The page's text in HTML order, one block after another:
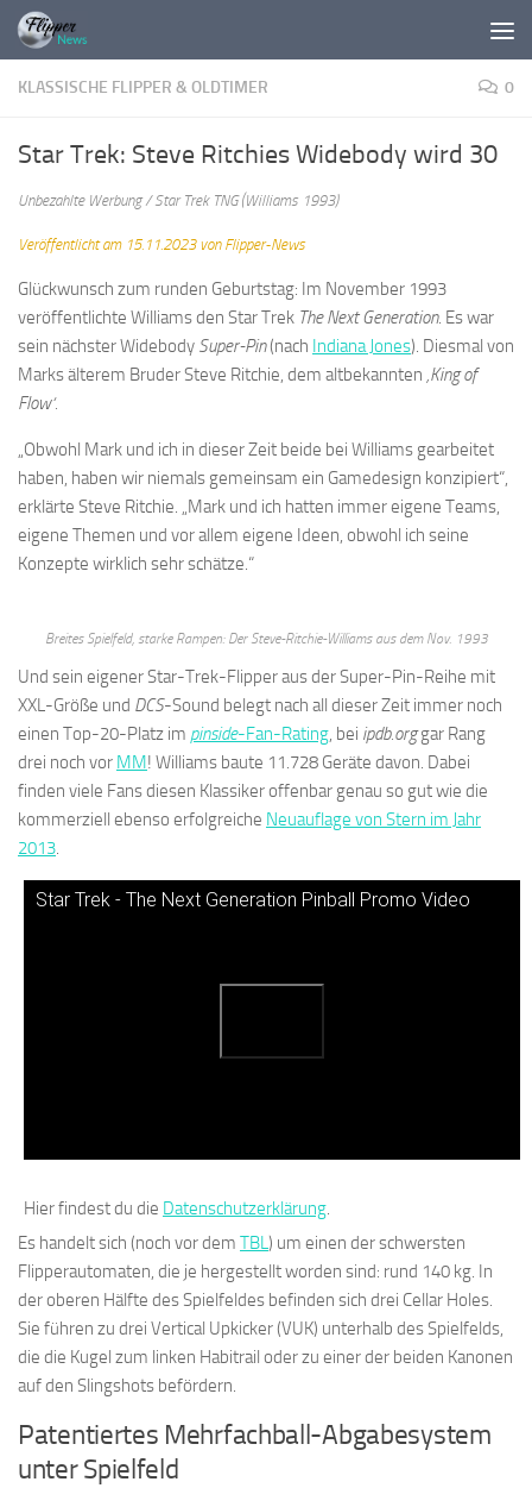
Zum Inhalt springen
KLASSISCHE FLIPPER & OLDTIMER 0
Star Trek: Steve Ritchies Widebody wird 30
Unbezahlte Werbung / Star Trek TNG (Williams 1993)
Veröffentlicht am 15.11.2023 von Flipper-News
Glückwunsch zum runden Geburtstag: Im November 1993
veröffentlichte Williams den Star Trek The Next Generation. Es war
sein nächster Widebody Super-Pin(nach Indiana Jones). Diesmal von
Marks älterem Bruder Steve Ritchie, dem altbekannten ‚King of
Flow‘.
„Obwohl Mark und ich in dieser Zeit beide bei Williams gearbeitet
haben, haben wir niemals gemeinsam ein Gamedesign konzipiert“,
erklärte Steve Ritchie. „Mark und ich hatten immer eigene Teams,
eigene Themen und vor allem eigene Ideen, obwohl ich seine
Konzepte wirklich sehr schätze.“
Breites Spielfeld, starke Rampen: Der Steve-Ritchie-Williams aus dem Nov. 1993
Und sein eigener Star-Trek-Flipper aus der Super-Pin-Reihe mit
XXL-Größe und DCS-Sound belegt nach all dieser Zeit immer noch
einen Top-20-Platz im pinside-Fan-Rating, bei ipdb.orggar Rang
drei noch vor MM! Williams baute 11.728 Geräte davon. Dabei
finden viele Fans diesen Klassiker offenbar genau so gut wie die
kommerziell ebenso erfolgreiche Neuauflage von Stern im Jahr
2013.
Star Trek - The Next Generation Pinball Promo Video
Hier findest du die Datenschutzerklärung.
Es handelt sich (noch vor dem TBL) um einen der schwersten
Flipperautomaten, die je hergestellt worden sind: rund 140 kg. In
der oberen Hälfte des Spielfeldes befinden sich drei Cellar Holes.
Sie führen zu drei Vertical Upkicker (VUK) unterhalb des Spielfelds,
die die Kugel zum linken Habitrail oder zu einer der beiden Kanonen
auf den Slingshots befördern.
Patentiertes Mehrfachball-Abgabesystem
unter Spielfeld